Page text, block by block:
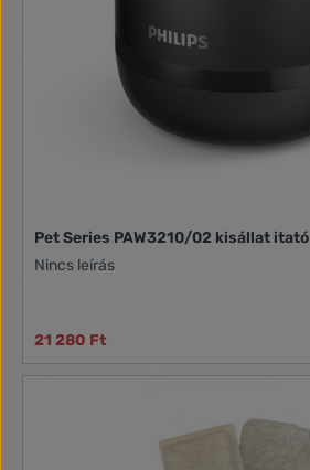
Pet Series PAW3210/02 kisállat itató
Nincs leírás
21 280 Ft